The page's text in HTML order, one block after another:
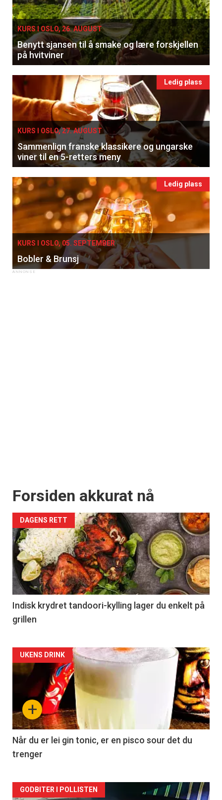
KURS I OSLO, 26. AUGUST
Benytt sjansen til å smake og lære forskjellen
på hvitviner
Ledig plass
KURS I OSLO, 27. AUGUST
Sammenlign franske klassikere og ungarske
viner til en 5-retters meny
Ledig plass
KURS I OSLO, 05. SEPTEMBER
Bobler & Brunsj
Forsiden akkurat nå
DAGENS RETT
Indisk krydret tandoori-kylling lager du enkelt på
grillen
Forsiden
akkurat
nå
-
2
+
UKENS DRINK
Når du er lei gin tonic, er en pisco sour det du
trenger
Forsiden
GODBITER I POLLISTEN